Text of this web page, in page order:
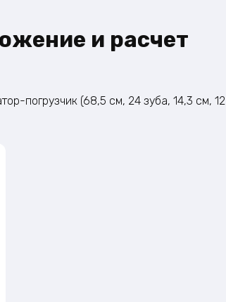
и расчет
погрузчик (68,5 см, 24 зуба, 14,3 см, 12